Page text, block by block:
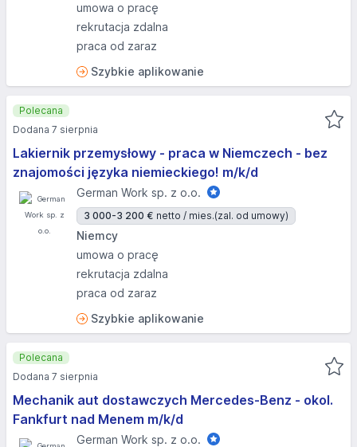
umowa o pracę
rekrutacja zdalna
praca od zaraz
Szybkie aplikowanie
Lakiernik przemysłowy - praca w Niemczech - bez
znajomości języka niemieckiego! m/k/d
German Work sp. z o.o.
3 000-3 200 € netto / mies.(zal. od umowy)
Niemcy
umowa o pracę
rekrutacja zdalna
praca od zaraz
Szybkie aplikowanie
Polecana
Dodana 7 sierpnia
Mechanik aut dostawczych Mercedes-Benz - okol.
Fankfurt nad Menem m/k/d
German Work sp. z o.o.
Polecana
Dodana 7 sierpnia